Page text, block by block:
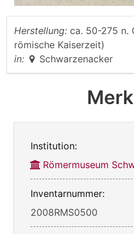
Herstellung: ca. 50-275 n.
römische Kaiserzeit)
in:
Schwarzenacker
Institution:
Römermuseum
Inventarnummer:
2008RMS0500